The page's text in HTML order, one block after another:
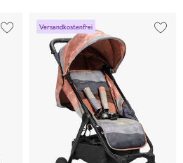
Versandkostenfrei